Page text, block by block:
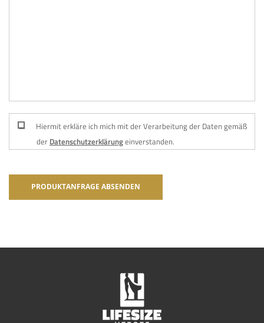
Hiermit erkläre ich mich mit der Verarbeitung der Daten gemäß
der Datenschutzerklärungeinverstanden.
PRODUKTANFRAGE ABSENDEN